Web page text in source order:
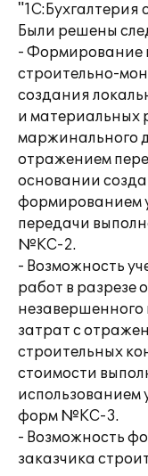
"1С:Бухгалтерия
Были решены
- Формирование
строительно-
создания
и материальных
маржинального
отражением
основании
формированием
передачи
№КС-2.
- Возможность
работ в разрезе
незавершенного
затрат с
строительных
стоимости
форм №КС-3.
- Возможность
заказчика